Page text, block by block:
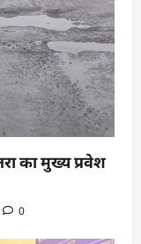
का मुख्य प्रवेश
0